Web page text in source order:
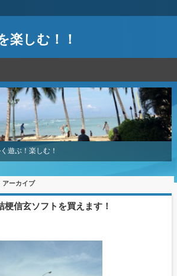
楽しむ！！
遊ぶ！楽しむ！
アーカイブ
梗信玄ソフトを買えます！